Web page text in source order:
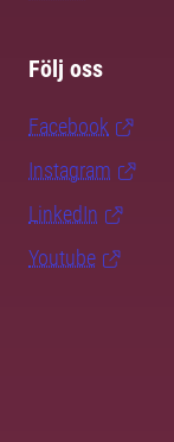
Följ oss
Facebook
Instagram
LinkedIn
Youtube